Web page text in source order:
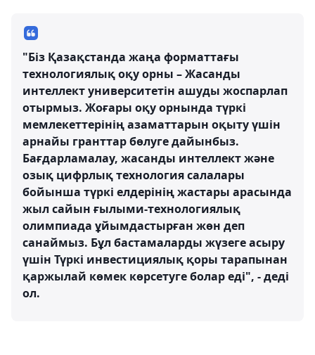
"Біз Қазақстанда жаңа форматтағы
технологиялық оқу орны – Жасанды
интеллект университетін ашуды жоспарлап
отырмыз. Жоғары оқу орнында түркі
мемлекеттерінің азаматтарын оқыту үшін
арнайы гранттар бөлуге дайынбыз.
Бағдарламалау, жасанды интеллект және
озық цифрлық технология салалары
бойынша түркі елдерінің жастары арасында
жыл сайын ғылыми-технологиялық
олимпиада ұйымдастырған жөн деп
санаймыз. Бұл бастамаларды жүзеге асыру
үшін Түркі инвестициялық қоры тарапынан
қаржылай көмек көрсетуге болар еді", - деді
ол.